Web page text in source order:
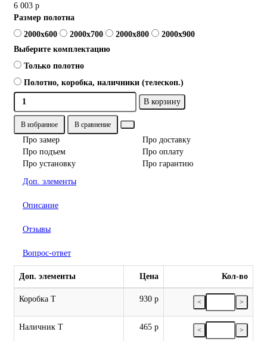
6 003 р
Размер полотна
2000x600
2000x700 2000x800
2000x900
Выберите комплектацию
Только полотно
Полотно, коробка, наличники (телескоп.)
В корзину
В избранное В сравнение
Про замер
Про доставку
Про подъем
Про оплату
Про установку
Про гарантию
Доп. элементы
Описание
Отзывы
Вопрос-ответ
Доп. элементы Цена Кол-во
Коробка Т 930 р < >
Наличник Т 465 р < >